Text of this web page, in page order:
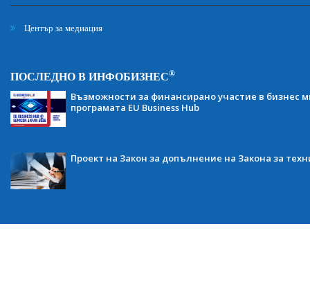
Център за медиация
ПОСЛЕДНО В ИНФОБИЗНЕС®
Възможности за финансирано участие в бизнес
програмата EU Business Hub
Проект на Закон за допълнение на Закона за